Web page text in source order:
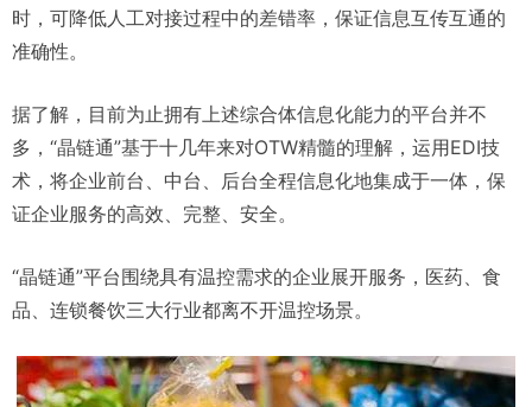
时，可降低人工对接过程中的差错率，保证信息互传互通的
准确性。
据了解，目前为止拥有上述综合体信息化能力的平台并不
多，“晶链通”基于十几年来对OTW精髓的理解，运用EDI技
术，将企业前台、中台、后台全程信息化地集成于一体，保
证企业服务的高效、完整、安全。
“晶链通”平台围绕具有温控需求的企业展开服务，医药、食
品、连锁餐饮三大行业都离不开温控场景。